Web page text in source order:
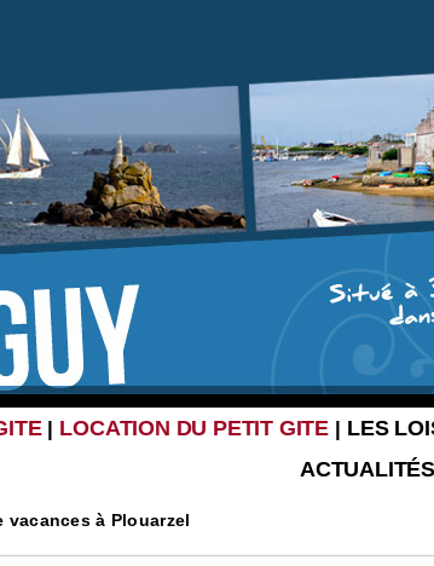
| LOCATION DU PETIT GITE | LES
ACTUALITÉS
à Plouarzel